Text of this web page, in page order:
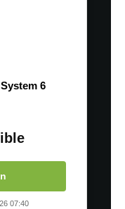
6
07:40